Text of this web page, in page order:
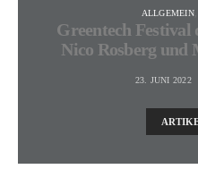
ALLGEMEIN
Greentech
Nico Rosberg und
23. JUNI 2022